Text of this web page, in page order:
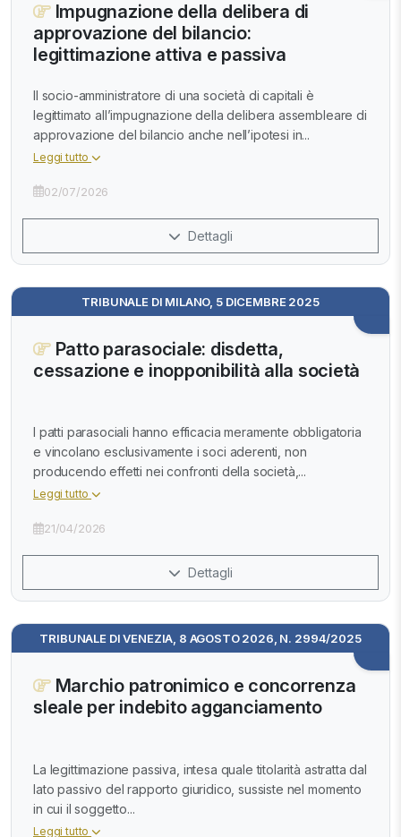
Impugnazione della delibera di
approvazione del bilancio:
legittimazione attiva e passiva
Il socio-amministratore di una società di capitali è
legittimato all’impugnazione della delibera assembleare di
approvazione del bilancio anche nell’ipotesi in...
Leggi tutto
02/07/2026
Dettagli
TRIBUNALE DI MILANO, 5 DICEMBRE 2025
Patto parasociale: disdetta,
cessazione e inopponibilità alla società
I patti parasociali hanno efficacia meramente obbligatoria
e vincolano esclusivamente i soci aderenti, non
producendo effetti nei confronti della società,...
Leggi tutto
21/04/2026
Dettagli
TRIBUNALE DI VENEZIA, 8 AGOSTO 2026, N. 2994/2025
Marchio patronimico e concorrenza
sleale per indebito agganciamento
La legittimazione passiva, intesa quale titolarità astratta dal
lato passivo del rapporto giuridico, sussiste nel momento
in cui il soggetto...
Leggi tutto